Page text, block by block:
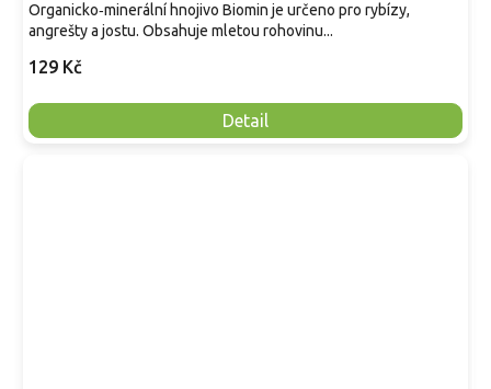
129 Kč
Detail
Organicko‑minerální hnojivo Biomin je určeno pro rybízy,
angrešty a jostu. Obsahuje mletou rohovinu...